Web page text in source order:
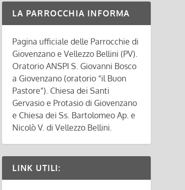
LA PARROCCHIA INFORMA
Pagina ufficiale delle Parrocchie di
Giovenzano e Vellezzo Bellini (PV).
Oratorio ANSPI S. Giovanni Bosco
a Giovenzano (oratorio “il Buon
Pastore”). Chiesa dei Santi
Gervasio e Protasio di Giovenzano
e Chiesa dei Ss. Bartolomeo Ap. e
Nicolò V. di Vellezzo Bellini.
LINK UTILI: